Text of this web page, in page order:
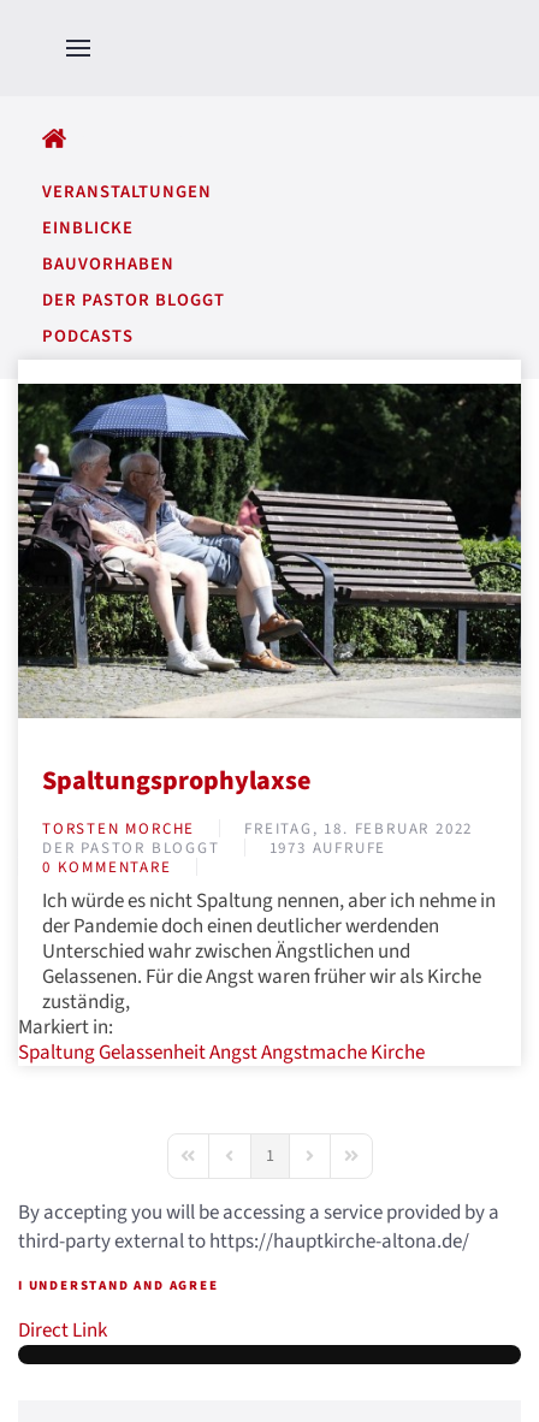
VERANSTALTUNGEN
EINBLICKE
BAUVORHABEN
DER PASTOR BLOGGT
PODCASTS
Spaltungsprophylaxse
TORSTEN MORCHE
FREITAG, 18. FEBRUAR 2022
DER PASTOR BLOGGT
1973 AUFRUFE
0 KOMMENTARE
Ich würde es nicht Spaltung nennen, aber ich nehme in
der Pandemie doch einen deutlicher werdenden
Unterschied wahr zwischen Ängstlichen und
Gelassenen. Für die Angst waren früher wir als Kirche
zuständig,
Markiert in:
SpaltungGelassenheitAngstAngstmacheKirche
First PagePrevious Page
1 Next PageLast Page
By accepting you will be accessing a service provided by a
third-party external to https://hauptkirche-altona.de/
I UNDERSTAND AND AGREE
Direct Link